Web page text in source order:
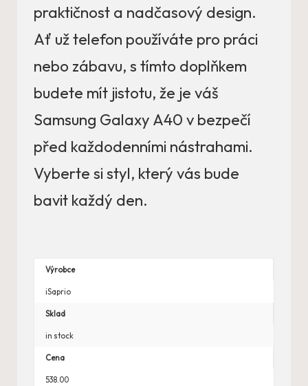
praktičnost a nadčasový design.
Ať už telefon používáte pro práci
nebo zábavu, s tímto doplňkem
budete mít jistotu, že je váš
Samsung Galaxy A40 v bezpečí
před každodenními nástrahami.
Vyberte si styl, který vás bude
bavit každý den.
Výrobce
iSaprio
Sklad
in stock
Cena
538.00